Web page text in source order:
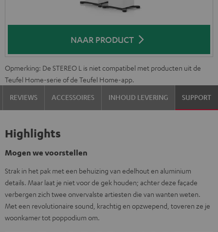
NAAR PRODUCT
Opmerking: De STEREO L is niet compatibel met producten uit de
Teufel Home-serie of de Teufel Home-app.
REVIEWS
ACCESSOIRES INHOUD LEVERING SUPPORT
Highlights
Mogen we voorstellen
Strak in het pak met een behuizing van edelhout en aluminium
details. Maar laat je niet voor de gek houden; achter deze façade
verbergen zich twee onvervalste artiesten die van wanten weten.
Met een revolutionaire sound, krachtig en opzwepend, toveren ze je
woonkamer tot poppodium om.